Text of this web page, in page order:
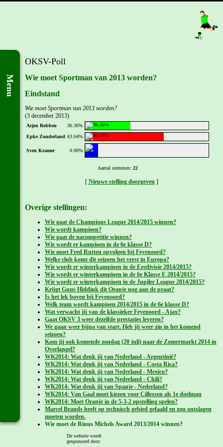
Menu
OKSV-Poll
Wie moet Sportman van 2013 worden?
Eindstand
Wie moet Sportman van 2013 worden?
(3 december 2013)
Arjen Robben
36.36%
Epke Zonderland 63.64%
Sven Kramer 0.00%
Aantal stemmen: 22
[ Nieuwe stelling doorgeven]
Overige stellingen:
Wie gaat de Champions League 2014/2015 winnen?
Wie wordt kampioen?
Wie gaat de nacompetitie winnen?
Wie wordt er kampioen in de 6e klasse D?
Wie moet Fred Rutten opvolgen bij Feyenoord?
Welke club komt dit seizoen het verst in Europa?
Wie wordt er winterkampioen in de Eredivisie 2014/2015?
Wie wordt er winterkampioen in de 6e Klasse E 2014/2015?
Wie wordt er winterkampioen in de Jupiler League 2014/2015?
Krijgt Guus Hiddink dit Oranje nog aan de praat?
Is het lek boven bij Feyenoord?
Welk team wordt kampioen 2014/2015 in de 6e klasse D?
Wat verwacht jij van de klassieker Feyenoord - Ajax?
Gaat OKSV 3 weer dezelfde prestaties leveren?
We gaan weer bijna van start. Heb jij weer zin in het komend
seizoen?
Kom jij ook komende zondag (20 juli) naar de Zomermarkt 2014 in
Overlangel?
WK2014: Wat denk jij van Nederland - Argentinië?
WK2014: Wat denk jij van Nederland - Costa Rica?
WK2014: Wat denk jij van Nederland - Mexico?
WK2014: Wat denk jij van Nederland - Chili?
WK2014: Wat denk jij van Spanje - Nederland?
WK2014: Van Gaal moet kiezen voor Cillessen als 1e doelman
WK2014: Moet Oranje in de 5-3-2 opstelling spelen?
Marcel Brands heeft op technisch gebied gefaald en zou ontslagen
moeten worden.
Wie moet de Rinus Michels Award 2013/2014 winnen?
Welke club wordt kampioen in de Primera División 2013-2014?
De website wordt
gesponsord door: